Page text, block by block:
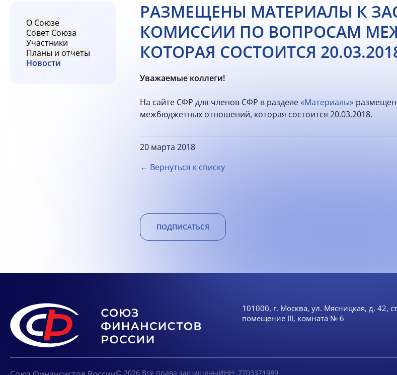
О Союзе
Совет Союза
Участники
Планы и отчеты
Новости
РАЗМЕЩЕНЫ МАТЕРИАЛЫ К
КОМИССИИ ПО ВОПРОСАМ
КОТОРАЯ СОСТОИТСЯ
Уважаемые коллеги!
На сайте СФР для членов СФР в разделе«Материалы»
межбюджетных отношений, которая состоится 20.03.2018.
20 марта 2018
← Вернуться к списку
ПОДПИСАТЬСЯ
101000, г. Москва, ул. Мясницкая, д. 42,
помещение III, комната № 6
© 2026 Все права защищеныИНН: 7703371989